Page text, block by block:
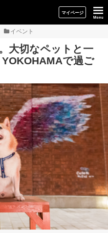
マイページ
イベント
大切なペットと一
で過ご